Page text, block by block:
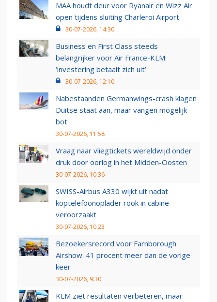
MAA houdt deur voor Ryanair en Wizz Air
open tijdens sluiting Charleroi Airport
30-07-2026, 14:30
Business en First Class steeds
belangrijker voor Air France-KLM:
‘investering betaalt zich uit’
30-07-2026, 12:10
Nabestaanden Germanwings-crash klagen
Duitse staat aan, maar vangen mogelijk
bot
30-07-2026, 11:58
Vraag naar vliegtickets wereldwijd onder
druk door oorlog in het Midden-Oosten
30-07-2026, 10:36
SWISS-Airbus A330 wijkt uit nadat
koptelefoonoplader rook in cabine
veroorzaakt
30-07-2026, 10:23
Bezoekersrecord voor Farnborough
Airshow: 41 procent meer dan de vorige
keer
30-07-2026, 9:30
KLM ziet resultaten verbeteren, maar